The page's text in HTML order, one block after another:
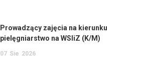
Prowadzący zajęcia na kierunku
pielęgniarstwo na WSIiZ (K/M)
07 Sie 2026